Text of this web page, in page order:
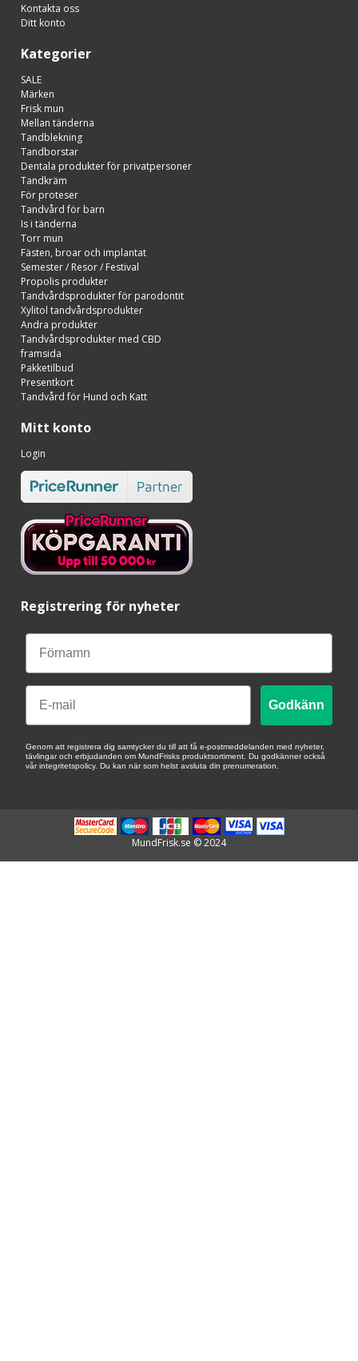
Kontakta oss
Ditt konto
Kategorier
SALE
Märken
Frisk mun
Mellan tänderna
Tandblekning
Tandborstar
Dentala produkter för privatpersoner
Tandkräm
För proteser
Tandvård för barn
Is i tänderna
Torr mun
Fästen, broar och implantat
Semester / Resor / Festival
Propolis produkter
Tandvårdsprodukter för parodontit
Xylitol tandvårdsprodukter
Andra produkter
Tandvårdsprodukter med CBD
framsida
Pakketilbud
Presentkort
Tandvård för Hund och Katt
Mitt konto
Login
Registrering för nyheter
Email
Godkänn
Genom att registrera dig samtycker du till att få e-postmeddelanden med nyheter,
tävlingar och erbjudanden om MundFrisks produktsortiment. Du godkänner också
vår integritetspolicy. Du kan när som helst avsluta din prenumeration.
MundFrisk.se © 2024